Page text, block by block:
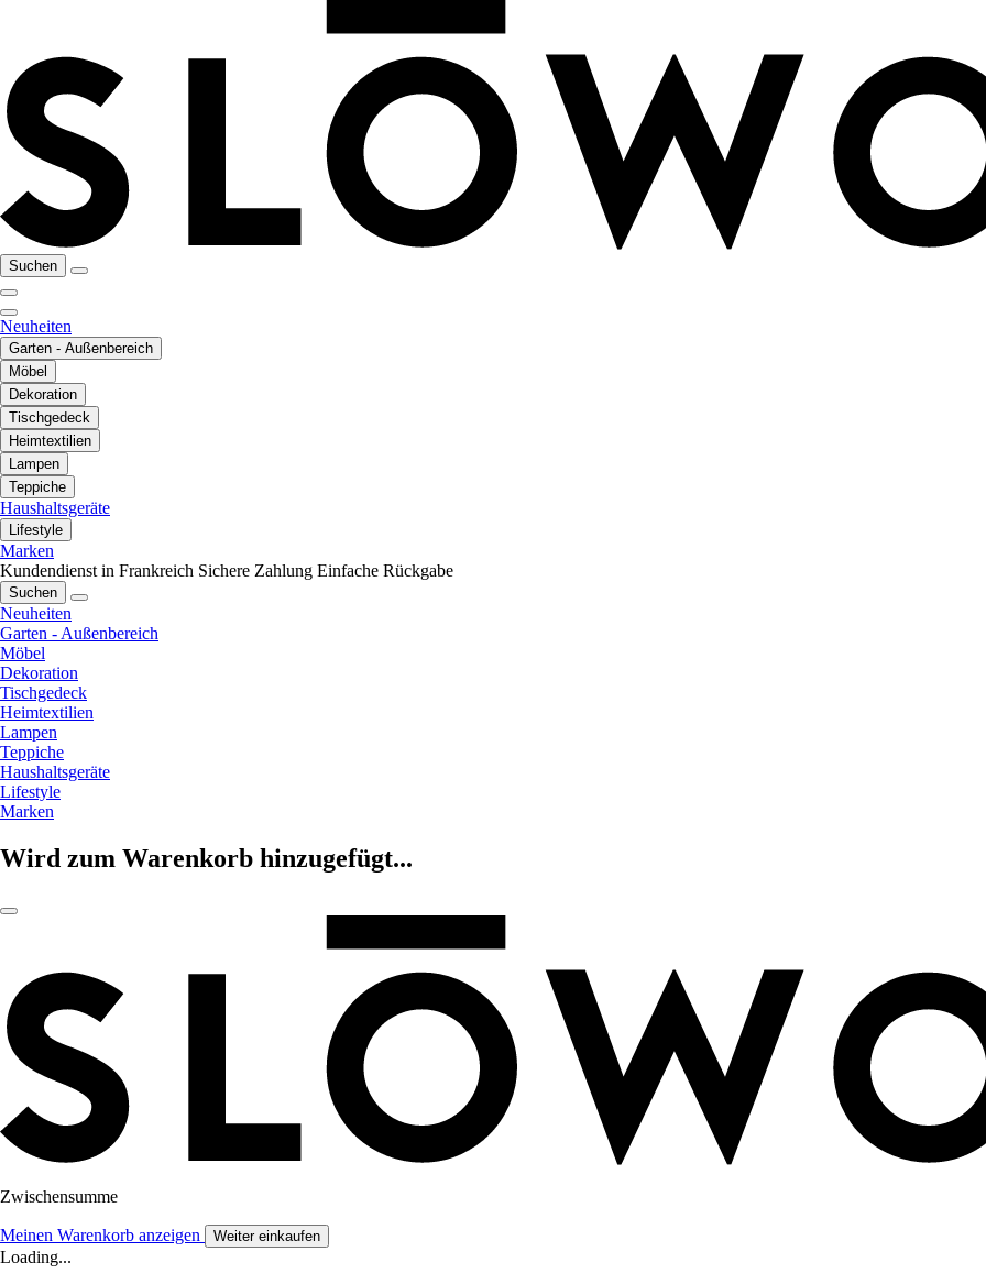
Suchen
Neuheiten
Garten - Außenbereich
Möbel
Dekoration
Tischgedeck
Heimtextilien
Lampen
Teppiche
Haushaltsgeräte
Lifestyle
Marken
Kundendienst in Frankreich Sichere Zahlung Einfache Rückgabe
Suchen
Neuheiten
Garten - Außenbereich
Möbel
Dekoration
Tischgedeck
Heimtextilien
Lampen
Teppiche
Haushaltsgeräte
Lifestyle
Marken
Wird zum Warenkorb hinzugefügt...
Zwischensumme
Meinen Warenkorb anzeigen Weiter einkaufen
Loading...